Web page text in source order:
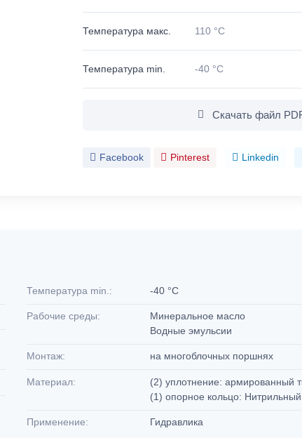
Температура макс. 110 °C
Температура min. -40 °C
Скачать файл
Facebook Pinterest Linkedin
Температура min.: -40 °C
Рабочие среды:
Минеральное масло
Водные эмульсии
Монтаж: на многоблочных поршнях
Материал:
(2) уплотнение: армированный
(1) опорное кольцо: Нитрильный
Применение: Гидравлика